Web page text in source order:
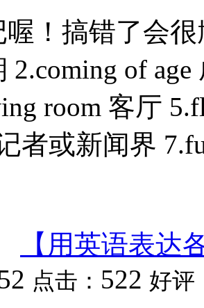
喔！搞错了会
2.coming of
room 客厅
者或新闻界
【用英语表达
点击： 522 好评